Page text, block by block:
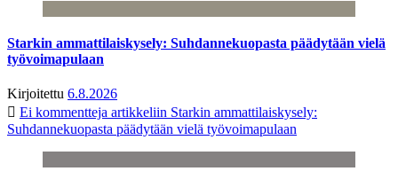
Starkin ammattilaiskysely: Suhdannekuopasta päädytään vielä
työvoimapulaan
Kirjoitettu 6.8.2026
Ei kommentteja artikkeliin Starkin ammattilaiskysely:
Suhdannekuopasta päädytään vielä työvoimapulaan